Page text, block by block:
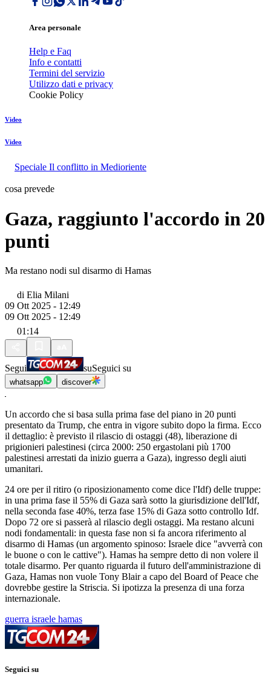
Area personale
Help e Faq
Info e contatti
Termini del servizio
Utilizzo dati e privacy
Cookie Policy
Video
Video
Speciale Il conflitto in Medioriente
cosa prevede
Gaza, raggiunto l'accordo in 20
punti
Ma restano nodi sul disarmo di Hamas
di Elia Milani
09 Ott 2025 - 12:49
09 Ott 2025 - 12:49
01:14
Segui suSeguici su
whatsapp discover
Un accordo che si basa sulla prima fase del piano in 20 punti
presentato da Trump, che entra in vigore subito dopo la firma. Ecco
il dettaglio: è previsto il rilascio di ostaggi (48), liberazione di
prigionieri palestinesi (circa 2000: 250 ergastolani più 1700
palestinesi arrestati da inizio guerra a Gaza), ingresso degli aiuti
umanitari.
24 ore per il ritiro (o riposizionamento come dice l'Idf) delle truppe:
in una prima fase il 55% di Gaza sarà sotto la giurisdizione dell'Idf,
nella seconda fase 40%, terza fase 15% di Gaza sotto controllo Idf.
Dopo 72 ore si passerà al rilascio degli ostaggi. Ma restano alcuni
nodi fondamentali: in questa fase non si fa ancora riferimento al
disarmo di Hamas (un argomento spinoso: Israele dice "avverrà con
le buone o con le cattive"). Hamas ha sempre detto di non volere il
totale disarmo. Per quanto riguarda il futuro dell'amministrazione di
Gaza, Hamas non vuole Tony Blair a capo del Board of Peace che
dovrebbe gestire la Striscia. Si ipotizza la presenza di una forza
internazionale.
guerra israele hamas
Seguici su